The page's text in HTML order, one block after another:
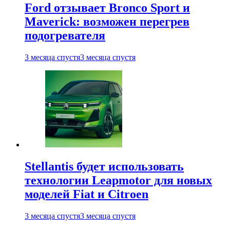
Ford отзывает Bronco Sport и
Maverick: возможен перегрев
подогревателя
3 месяца спустя3 месяца спустя
Stellantis будет использовать
технологии Leapmotor для новых
моделей Fiat и Citroen
3 месяца спустя3 месяца спустя